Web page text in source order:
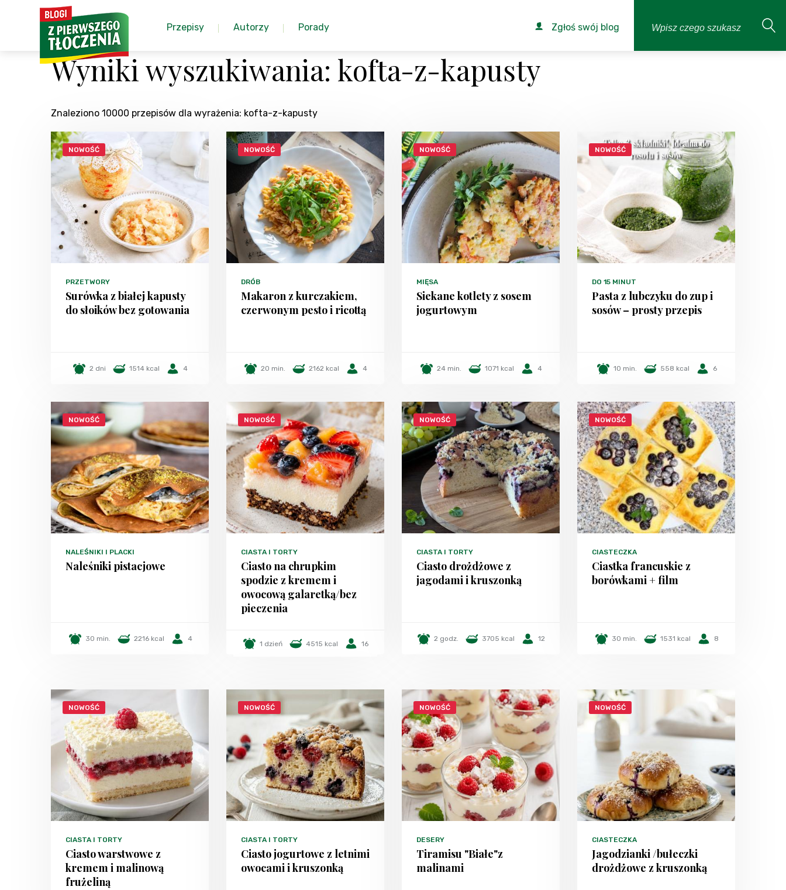
Przepisy Autorzy Porady Zgłoś swój blog
Wyniki wyszukiwania: kofta-z-kapusty
Znaleziono 10000 przepisów dla wyrażenia: kofta-z-kapusty
NOWOŚĆ
PRZETWORY
Surówka z białej kapusty
do słoików bez gotowania
2 dni 1514 kcal 4
NOWOŚĆ
DRÓB
Makaron z kurczakiem,
czerwonym pesto i ricottą
20 min. 2162 kcal 4
NOWOŚĆ
MIĘSA
Siekane kotlety z sosem
jogurtowym
24 min. 1071 kcal 4
NOWOŚĆ
DO 15 MINUT
Pasta z lubczyku do zup i
sosów – prosty przepis
10 min. 558 kcal 6
NOWOŚĆ
NALEŚNIKI I PLACKI
Naleśniki pistacjowe
30 min. 2216 kcal 4
NOWOŚĆ
CIASTA I TORTY
Ciasto na chrupkim
spodzie z kremem i
owocową galaretką/bez
pieczenia
1 dzień 4515 kcal 16
NOWOŚĆ
CIASTA I TORTY
Ciasto drożdżowe z
jagodami i kruszonką
2 godz. 3705 kcal 12
NOWOŚĆ
CIASTECZKA
Ciastka francuskie z
borówkami + film
30 min. 1531 kcal 8
NOWOŚĆ
CIASTA I TORTY
Ciasto warstwowe z
kremem i malinową
frużeliną
NOWOŚĆ
CIASTA I TORTY
Ciasto jogurtowe z letnimi
owocami i kruszonką
NOWOŚĆ
DESERY
Tiramisu "Białe"z
malinami
NOWOŚĆ
CIASTECZKA
Jagodzianki /bułeczki
drożdżowe z kruszonką